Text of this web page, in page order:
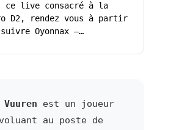
ce live consacré à la
D2, rendez vous à partir
Oyonnax –…
est un joueur
au poste de